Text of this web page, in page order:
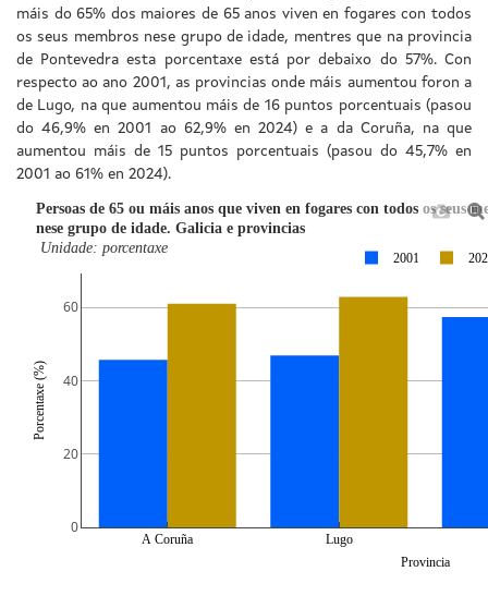
máis do 65% dos maiores de 65 anos viven en fogares con todos
os seus membros nese grupo de idade, mentres que na provincia
de Pontevedra esta porcentaxe está por debaixo do 57%. Con
respecto ao ano 2001, as provincias onde máis aumentou foron a
de Lugo, na que aumentou máis de 16 puntos porcentuais (pasou
do 46,9% en 2001 ao 62,9% en 2024) e a da Coruña, na que
aumentou máis de 15 puntos porcentuais (pasou do 45,7% en
2001 ao 61% en 2024).
A Coruña Lugo
0
20
40
60
2001
Persoas de 65 ou máis anos que viven en fogares con todos os seus
nese grupo de idade. Galicia e provincias
Unidade: porcentaxe
Provincia
Porcentaxe (%)